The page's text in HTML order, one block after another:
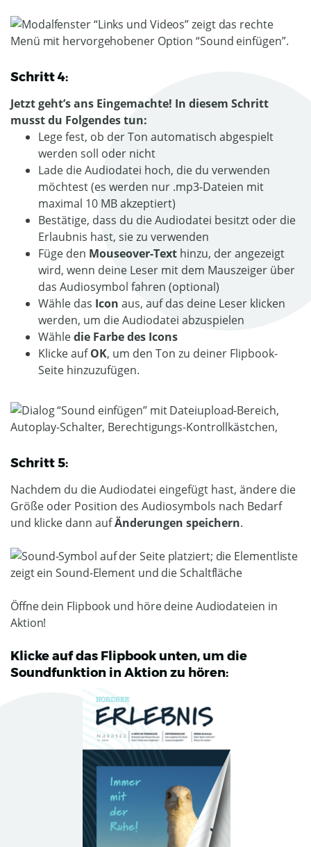
Schritt 4:
Jetzt geht’s ans Eingemachte! In diesem Schritt
musst du Folgendes tun:
Lege fest, ob der Ton automatisch abgespielt
werden soll oder nicht
Lade die Audiodatei hoch, die du verwenden
möchtest (es werden nur .mp3-Dateien mit
maximal 10 MB akzeptiert)
Bestätige, dass du die Audiodatei besitzt oder die
Erlaubnis hast, sie zu verwenden
Füge den Mouseover-Text hinzu, der angezeigt
wird, wenn deine Leser mit dem Mauszeiger über
das Audiosymbol fahren (optional)
Wähle das Icon aus, auf das deine Leser klicken
werden, um die Audiodatei abzuspielen
Wähledie Farbe des Icons
Klicke aufOK, um den Ton zu deiner Flipbook-
Seite hinzuzufügen.
Schritt 5:
Nachdem du die Audiodatei eingefügt hast, ändere die
Größe oder Position des Audiosymbols nach Bedarf
und klicke dann aufÄnderungen speichern.
Öffne dein Flipbook und höre deine Audiodateien in
Aktion!
Klicke auf das Flipbook unten, um die
Soundfunktion in Aktion zu hören: